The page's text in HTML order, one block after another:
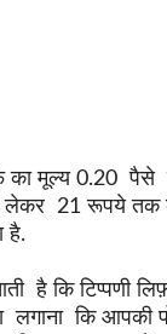
का मूल्य 0.20
21 रूपये तक की
है.
है कि टिप्पणी
कि आपकी